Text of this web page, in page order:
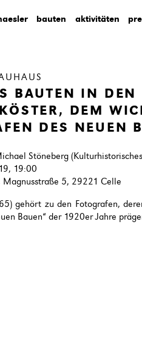
bauten aktivitäten
BAUTEN IN DEN
DEM
DES NEUEN
Stöneberg
19:00
5, 29221 Celle
gehört zu den Fotografen,
Bauen“ der 1920er Jahre